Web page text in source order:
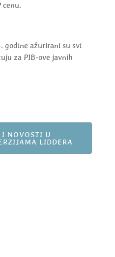
cenu.
godine ažurirani su svi
za PIB-ove javnih
I NOVOSTI U
LIDDERA